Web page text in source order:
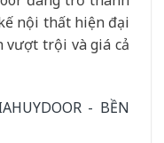
nội thất hiện đại
vượt trội và giá cả